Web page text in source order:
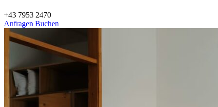
+43 7953 2470
Anfragen Buchen